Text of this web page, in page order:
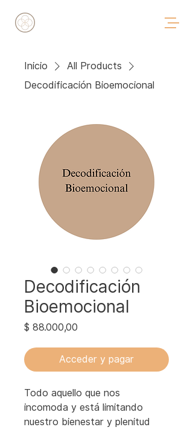
Inicio
All Products
Decodificación Bioemocional
Decodificación
Bioemocional
$ 88.000,00
Acceder y pagar
Todo aquello que nos
incomoda y está limitando
nuestro bienestar y plenitud